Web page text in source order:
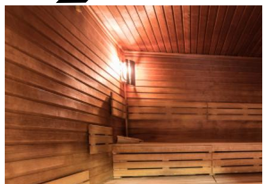
umýt mýdlem a také se pečlivě osušit, aby došlo k rychlejšímu
nástupu pocení.
Do sauny chodíme zásadně bez plavek, které brání
správnému prohřátí pokožky a mohly by se objevit i alergické
reakce. Na zakrytí intimních míst použijte ručník nebo
prostěradlo.
V sauně se pohodlně posaďte nebo si ideálně lehněte na
prostěradlo – na rozdíl od sezení na lavici poloha vleže zajistí
rovnoměrnou teplotu v celém těle.
Délka pobytu v potní místnosti je velmi individuální a liší se
dle typu ohřívárny, obecně ale doporučujeme 10 – 20 minut
(pro finskou saunu do 15 minut). V ohřívárně zůstáváme
pouze dokud je nám teplo příjemné.
Během fáze pocení je vhodné masírovat si kůži končetin
kartáčem nebo jinými vhodnými pomůckami, což pomáhá
otevírat kožní póry a vyplavovat nečistoty.
Po prohřátí těla je důležité ochlazení těla, a to postupně,